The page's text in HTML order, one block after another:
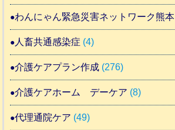
わんにゃん緊急災害ネットワーク熊本
人畜共通感染症 (4)
介護ケアプラン作成 (276)
介護ケアホーム デーケア (8)
代理通院ケア (49)